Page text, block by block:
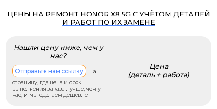
ЦЕНЫ НА РЕМОНТ HONOR X8 5G С УЧЁТОМ ДЕТАЛЕЙ
И РАБОТ ПО ИХ ЗАМЕНЕ
Нашли цену ниже, чем у
нас?
Отправьте нам ссылку
на
страницу, где цена и срок
выполнения заказа лучше, чем у
нас, и мы сделаем дешевле
Цена
(деталь + работа)